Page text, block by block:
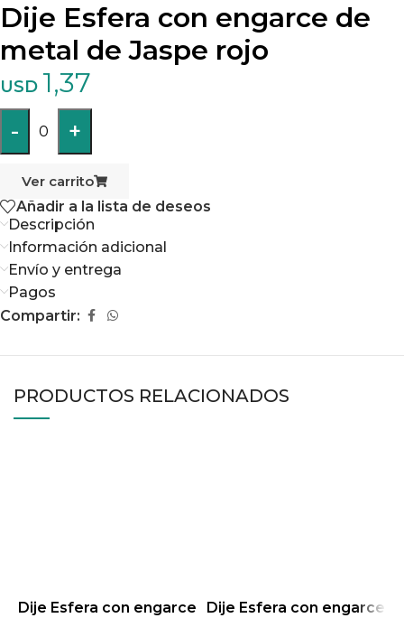
Dije Esfera con engarce de
metal de Jaspe rojo
USD 1,37
- 0 +
Ver carrito
Añadir a la lista de deseos
Descripción
Información adicional
Envío y entrega
Pagos
Compartir:
PRODUCTOS RELACIONADOS
Dije Esfera con engarce
Dije Esfera con engarce